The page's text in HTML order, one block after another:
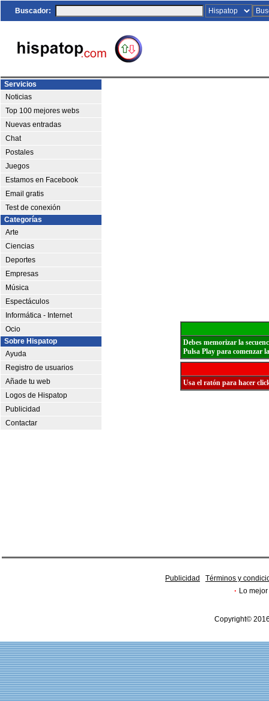
Buscador:
Servicios
Noticias
Top 100 mejores webs
Nuevas entradas
Chat
Postales
Juegos
Estamos en Facebook
Email gratis
Test de conexión
Categorías
Arte
Ciencias
Deportes
Empresas
Música
Espectáculos
Informática - Internet
Ocio
Sobre Hispatop
Ayuda
Registro de usuarios
Añade tu web
Logos de Hispatop
Publicidad
Contactar
Debes memorizar la
Pulsa Play para comenzar
Usa el ratón para hacer
Publicidad Términos y
· Lo
Copyright©